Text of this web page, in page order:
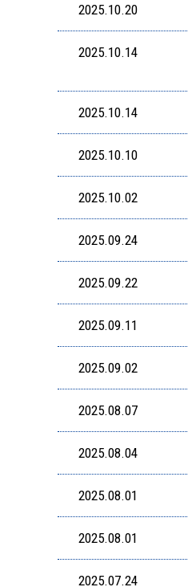
2025.10.20
2025.10.14
2025.10.14
2025.10.10
2025.10.02
2025.09.24
2025.09.22
2025.09.11
2025.09.02
2025.08.07
2025.08.04
2025.08.01
2025.08.01
2025.07.24